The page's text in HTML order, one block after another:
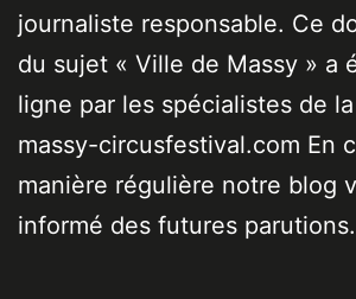
journaliste responsable. Ce
du sujet « Ville de Massy » a
ligne par les spécialistes de
massy-circusfestival.com En
manière régulière notre blog
informé des futures parutions.